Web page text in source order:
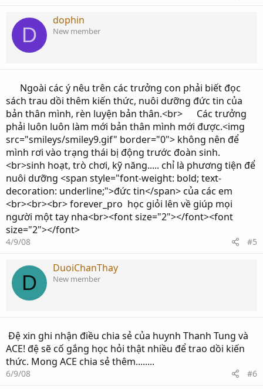
D
dophin
New member
Ngoài các ý nêu trên các trưởng con phải biết đọc
sách trau dồi thêm kiến thức, nuôi dưỡng đức tin của
bản thân mình, rèn luyện bản thân.<br> Các trưởng
phải luôn luôn làm mới bản thân mình mới được.<img
src="smileys/smiley9.gif" border="0"> không nên để
mình rơi vào trạng thái bị động trước đoàn sinh.
<br>sinh hoạt, trò chơi, kỹ năng..... chỉ là phương tiện để
nuôi dưỡng <span style="font-weight: bold; text-
decoration: underline;">đức tin</span> của các em
<br><br><br> forever_pro học giỏi lên về giúp mọi
người một tay nha<br><font size="2"></font><font
size="2"></font>
4/9/08 #5
D
DuoiChanThay
New member
Đệ xin ghi nhận điều chia sẻ của huynh Thanh Tung và
ACE! đệ sẽ cố gắng học hỏi thật nhiều để trao dồi kiến
thức. Mong ACE chia sẻ thêm........
6/9/08 #6